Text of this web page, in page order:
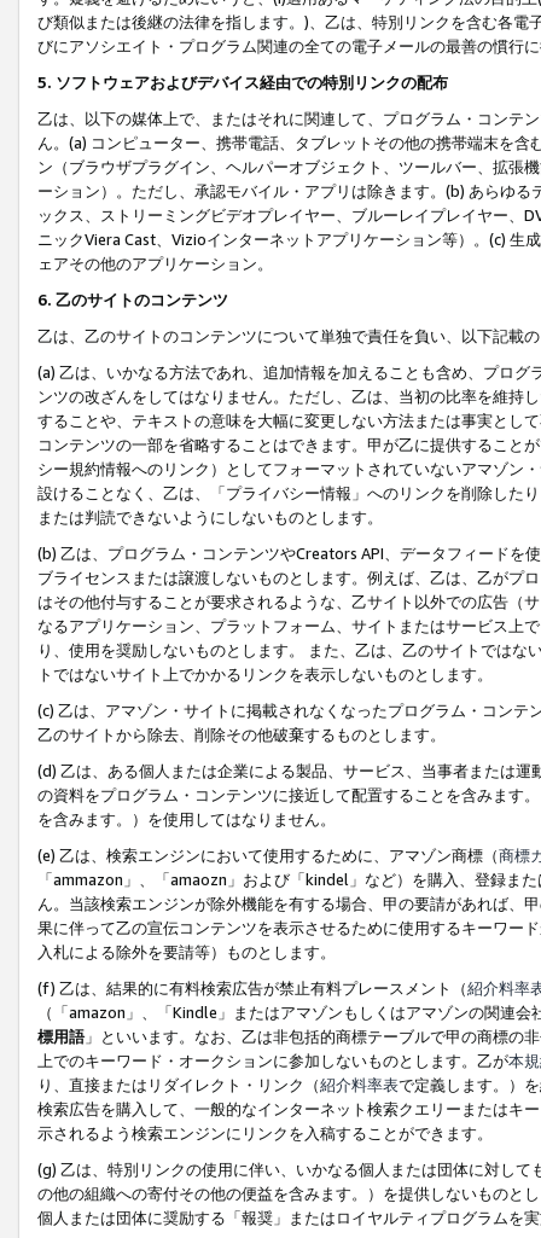
び類似または後継の法律を指します。)、乙は、特別リンクを含む各
びにアソシエイト・プログラム関連の全ての電子メールの最善の慣行
5. ソフトウェアおよびデバイス経由での特別リンクの配布
乙は、以下の媒体上で、またはそれに関連して、プログラム・コンテ
ん。(a) コンピューター、携帯電話、タブレットその他の携帯端末を
ン（ブラウザプラグイン、ヘルパーオブジェクト、ツールバー、拡張
ーション）。ただし、承認モバイル・アプリは除きます。(b) あらゆ
ックス、ストリーミングビデオプレイヤー、ブルーレイプレイヤー、
ニックViera Cast、Vizioインターネットアプリケーション等）。(c)
ェアその他のアプリケーション。
6. 乙のサイトのコンテンツ
乙は、乙のサイトのコンテンツについて単独で責任を負い、以下記載
(a) 乙は、いかなる方法であれ、追加情報を加えることも含め、プロ
ンツの改ざんをしてはなりません。ただし、乙は、当初の比率を維持
することや、テキストの意味を大幅に変更しない方法または事実とし
コンテンツの一部を省略することはできます。甲が乙に提供すること
シー規約情報へのリンク）としてフォーマットされていないアマゾン
設けることなく、乙は、「プライバシー情報」へのリンクを削除した
または判読できないようにしないものとします。
(b) 乙は、プログラム・コンテンツやCreators API、データフィード
ブライセンスまたは譲渡しないものとします。例えば、乙は、乙がプ
はその他付与することが要求されるような、乙サイト以外での広告（
なるアプリケーション、プラットフォーム、サイトまたはサービス上
り、使用を奨励しないものとします。 また、乙は、乙のサイトでは
トではないサイト上でかかるリンクを表示しないものとします。
(c) 乙は、アマゾン・サイトに掲載されなくなったプログラム・コン
乙のサイトから除去、削除その他破棄するものとします。
(d) 乙は、ある個人または企業による製品、サービス、当事者または
の資料をプログラム・コンテンツに接近して配置することを含みます
を含みます。）を使用してはなりません。
(e) 乙は、検索エンジンにおいて使用するために、アマゾン商標（商標
「ammazon」、「amaozn」および「kindel」など）を購入、登録ま
ん。当該検索エンジンが除外機能を有する場合、甲の要請があれば、
果に伴って乙の宣伝コンテンツを表示させるために使用するキーワー
入札による除外を要請等）ものとします。
(f) 乙は、結果的に有料検索広告が禁止有料プレースメント（紹介料率
（「amazon」、「Kindle」またはアマゾンもしくはアマゾンの関連
標用語」といいます。なお、乙は非包括的商標テーブルで甲の商標の
上でのキーワード・オークションに参加しないものとします。乙が本
り、直接またはリダイレクト・リンク（紹介料率表で定義します。）
検索広告を購入して、一般的なインターネット検索クエリーまたはキ
示されるよう検索エンジンにリンクを入稿することができます。
(g) 乙は、特別リンクの使用に伴い、いかなる個人または団体に対し
の他の組織への寄付その他の便益を含みます。）を提供しないものと
個人または団体に奨励する「報奨」またはロイヤルティプログラムを